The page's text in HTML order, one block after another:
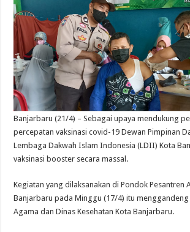
Banjarbaru (21/4) – Sebagai upaya mendukung
percepatan vaksinasi covid-19 Dewan Pimpinan
Lembaga Dakwah Islam Indonesia (LDII) Kota
vaksinasi booster secara massal.
Kegiatan yang dilaksanakan di Pondok Pesantren
Banjarbaru pada Minggu (17/4) itu menggandeng
Agama dan Dinas Kesehatan Kota Banjarbaru.